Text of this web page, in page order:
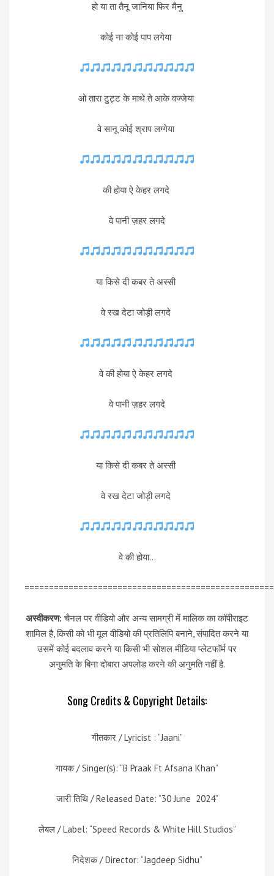
हो या ता तैनू जानिया फिर मैनु
कोई ना कोई पाप लगेया
ओ तारा टुट्ट के माथे ते आके वज्जेया
वे सानू कोई श्राप लग्गेया
की होया ऐ केहर लगदे
वे पानी ज़हर लगदे
या किसे दी कबर ते अस्सी
वे रख देटा जोड़ी लगदे
वे की होया ऐ केहर लगदे
वे पानी ज़हर लगदे
या किसे दी कबर ते अस्सी
वे रख देटा जोड़ी लगदे
वे की होया…
अस्वीकरण: चैनल पर वीडियो और अन्य सामग्री में मालिक का कॉपीराइट
शामिल है, किसी को भी मूल वीडियो की प्रतिलिपि बनाने, संपादित करने या
उसमें कोई बदलाव करने या किसी भी सोशल मीडिया प्लेटफॉर्म पर
अनुमति के बिना दोबारा अपलोड करने की अनुमति नहीं है.
Song Credits & Copyright Details:
गीतकार / Lyricist : “Jaani”
गायक / Singer(s): “B Praak Ft Afsana Khan”
जारी तिथि / Released Date: “30 June 2024”
लेबल / Label: “Speed Records & White Hill Studios”
निदेशक / Director: “Jagdeep Sidhu”